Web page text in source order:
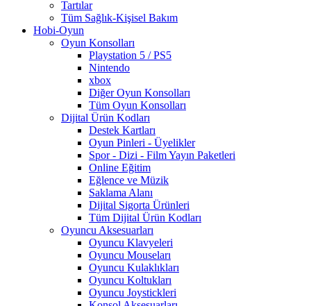
Tartılar
Tüm Sağlık-Kişisel Bakım
Hobi-Oyun
Oyun Konsolları
Playstation 5 / PS5
Nintendo
xbox
Diğer Oyun Konsolları
Tüm Oyun Konsolları
Dijital Ürün Kodları
Destek Kartları
Oyun Pinleri - Üyelikler
Spor - Dizi - Film Yayın Paketleri
Online Eğitim
Eğlence ve Müzik
Saklama Alanı
Dijital Sigorta Ürünleri
Tüm Dijital Ürün Kodları
Oyuncu Aksesuarları
Oyuncu Klavyeleri
Oyuncu Mouseları
Oyuncu Kulaklıkları
Oyuncu Koltukları
Oyuncu Joystickleri